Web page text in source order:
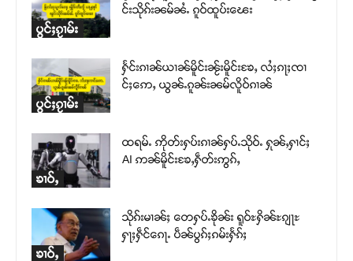
ပွင်ႈၵႂၢမ်း
င်းသိုၵ်းၼမ်ၼႆႉ ၵူဝ်ထူပ်းၽေး
ပွင်ႈၵႂၢမ်း
ႁႅင်းၵၢၼ်ယၢၼ်မိူင်းၼႂ်းမိူင်းၶႄႇ လႆႈၵႃႈၸၢ
င်ႈဢေႇ ယွၼ်ႉၵူၼ်းၼမ်လိူဝ်ၵၢၼ်
ၶၢဝ်ႇ
ထရမ်ႉ ဢိုတ်းႁပ်းၵၢၼ်ႁပ်ႉသိုဝ်ႉ ႁုၼ်ႇႁၢင်ႈ
AI ဢၼ်မိူင်းၶႄႇႁဵတ်းဢွၵ်ႇ
ၶၢဝ်ႇ
သိုၵ်းမၢၼ်ႈ တေႁပ်ႉၶိုၼ်း ရူဝ်ႊႁိၼ်ႊၵျႃႊ
ႁႃႈႁဵင်ၵေႃႉ ပဵၼ်ပွၵ်ႈၵမ်းႁႅၵ်ႈ